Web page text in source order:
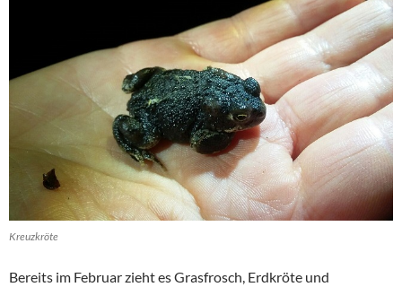
Kreuzkröte
Bereits im Februar zieht es Grasfrosch, Erdkröte und